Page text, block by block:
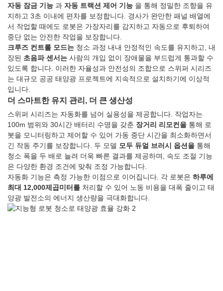
자동 잠금 기능 과 자동 트랙션 제어 기능 을 통해 정밀한 조향을 유
지하고 3초 이내에 편차를 보정합니다. 경사가 완만한 패널 배열에
서 작업할 때에도 로봇은 가장자리를 감지하고 자동으로 후퇴하여
중단 없는 안전한 작업을 보장합니다.
크루즈 컨트롤 모드는 청소 과정 내내 안정적인 속도를 유지하고, 내
장된 초음파 센서는 사람의 개입 없이 장애물을 부드럽게 통과할 수
있도록 합니다. 이러한 자율성과 안전성의 조합으로 스위퍼 시리즈
는 대규모 공공 태양광 프로젝트에 지속적으로 설치하기에 이상적
입니다.
더 스마트한 유지 관리, 더 큰 생산성
스위퍼 시리즈는 자동화를 넘어 실용성을 제공합니다. 작업자는
100m 범위와 30시간 배터리 수명을 갖춘 장거리 리모컨을 통해 로
봇을 모니터링하고 제어할 수 있어 가동 중단 시간을 최소화하면서
긴 작동 주기를 보장합니다. 두 모델 모두 듀얼 브러시 옵션을 통해
청소 폭을 두 배로 늘려 더욱 빠른 결과를 제공하며, 속도 조절 기능
은 다양한 환경 조건에 맞춰 조정 가능합니다.
자동화 기능은 측정 가능한 이점으로 이어집니다. 각 로봇은 하루에
최대 12,000제곱미터를 처리할 수 있어 노동 비용을 대폭 줄이고 태
양광 발전소의 에너지 생산량을 극대화합니다.